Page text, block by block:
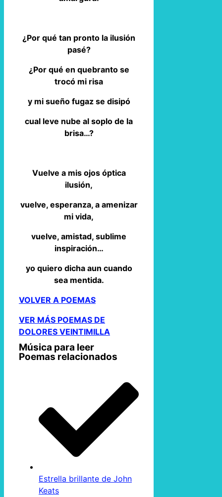
¿Por qué tan pronto la ilusión
pasé?
¿Por qué en quebranto se
trocó mi risa
y mi sueño fugaz se disipó
cual leve nube al soplo de la
brisa…?
Vuelve a mis ojos óptica
ilusión,
vuelve, esperanza, a amenizar
mi vida,
vuelve, amistad, sublime
inspiración…
yo quiero dicha aun cuando
sea mentida.
VOLVER A POEMAS
VER MÁS POEMAS DE
DOLORES VEINTIMILLA
Música para leer
Poemas relacionados
Estrella brillante de John
Keats